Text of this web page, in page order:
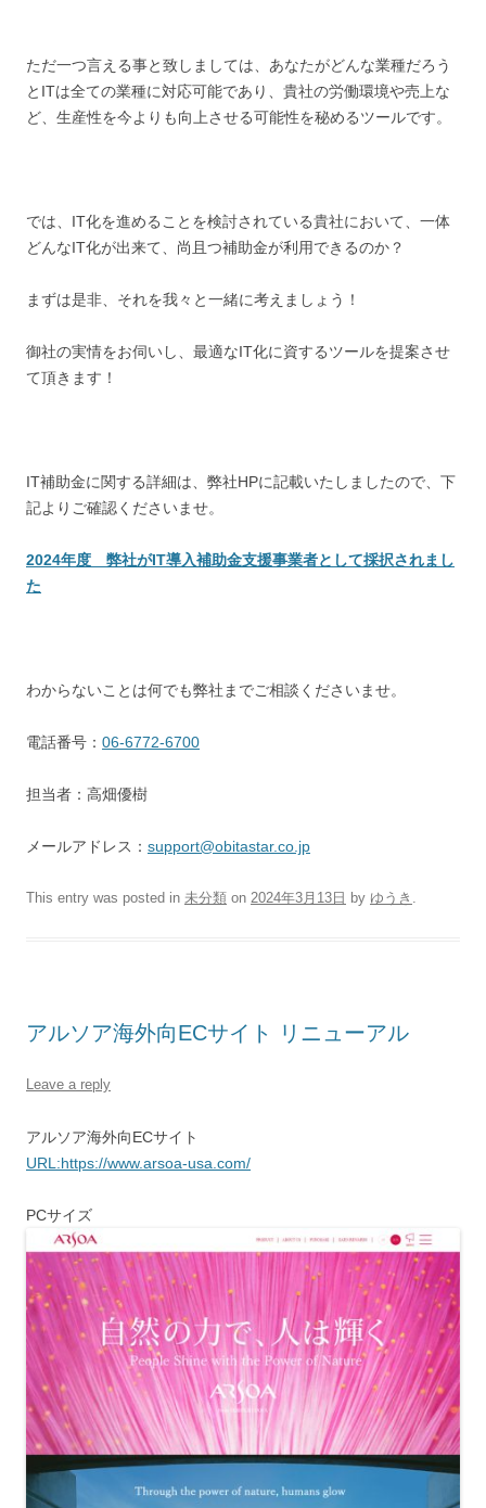
ただ一つ言える事と致しましては、あなたがどんな業種だろう
とITは全ての業種に対応可能であり、貴社の労働環境や売上な
ど、生産性を今よりも向上させる可能性を秘めるツールです。
では、IT化を進めることを検討されている貴社において、一体
どんなIT化が出来て、尚且つ補助金が利用できるのか？
まずは是非、それを我々と一緒に考えましょう！
御社の実情をお伺いし、最適なIT化に資するツールを提案させ
て頂きます！
IT補助金に関する詳細は、弊社HPに記載いたしましたので、下
記よりご確認くださいませ。
2024年度 弊社がIT導入補助金支援事業者として採択されまし
た
わからないことは何でも弊社までご相談くださいませ。
電話番号： 06-6772-6700
担当者：高畑優樹
メールアドレス： support@obitastar.co.jp
This entry was posted in 未分類 on 2024年3月13日 by ゆうき
アルソア海外向ECサイト リニューアル
Leave a reply
アルソア海外向ECサイト
URL:https://www.arsoa-usa.com/
PCサイズ